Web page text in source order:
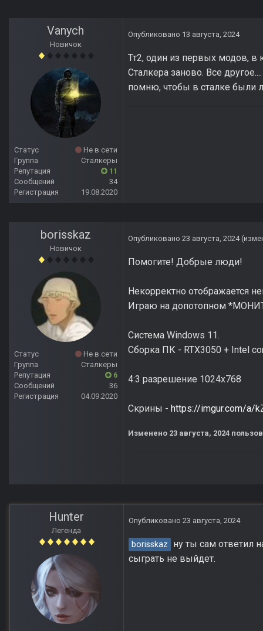
Vanych
Новичок
Статус
Не в сети
Группа
Сталкеры
Репутация
11
Сообщений
34
Регистрация
19.08.2020
Опубликовано 13 августа, 2024
Тт2, один из первых модов, в
Сталкера заново. Все
помню, чтобы в сталке были
borisskaz
Новичок
Статус
Не в сети
Группа
Сталкеры
Репутация
6
Сообщений
36
Регистрация
04.09.2020
Опубликовано 23 августа, 2024
Помогите! Добрые люди!
Некорректно
Играю на допотопном
Система Windows 11.
Сборка ПК - RTX3050 + Intel
4:3 разрешение 1024х768
Скрины - https://imgur.com/a/
Изменено 23 августа, 2024
Hunter
Легенда
Опубликовано 23 августа, 2024
borisskaz
ну ты сам ответил
сыграть не выйдет.